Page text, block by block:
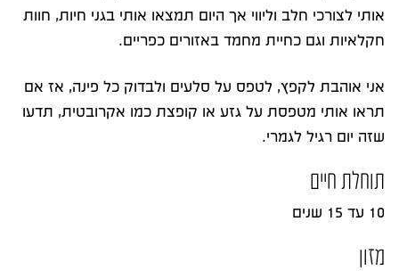
אותי לצורכי חלב וליווי אך היום תמצאו אותי בגני חיות, חוות
חקלאיות וגם כחיית מחמד באזורים כפריים.
אני אוהבת לקפץ, לטפס על סלעים ולבדוק כל פינה, אז אם
תראו אותי מטפסת על גזע או קופצת כמו אקרובטית, תדעו
שזה יום רגיל לגמרי.
תוחלת חיים
10 עד 15 שנים
מזון